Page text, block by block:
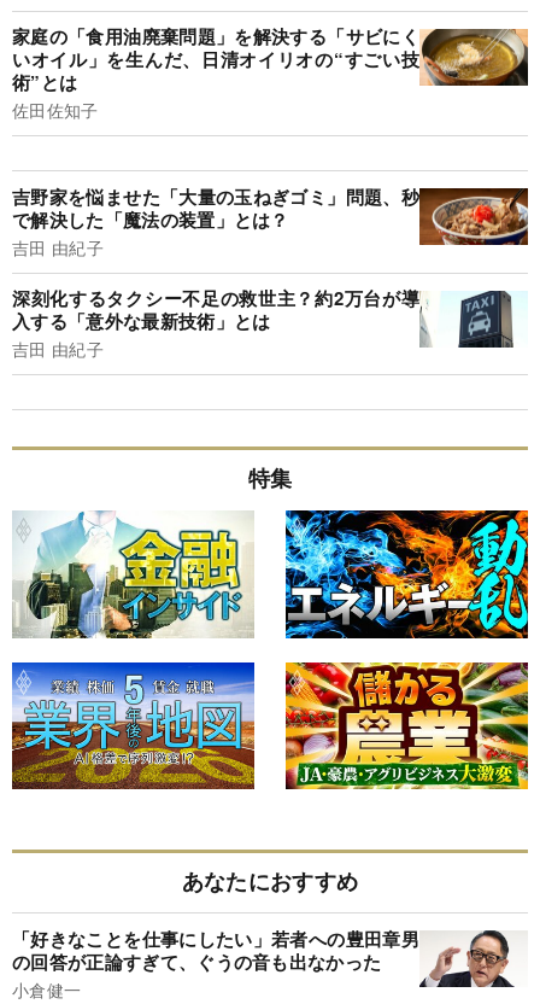
家庭の「食用油廃棄問題」を解決する「サビにく
いオイル」を生んだ、日清オイリオの“すごい技
術”とは
佐田佐知子
吉野家を悩ませた「大量の玉ねぎゴミ」問題、秒
で解決した「魔法の装置」とは？
吉田 由紀子
深刻化するタクシー不足の救世主？約2万台が導
入する「意外な最新技術」とは
吉田 由紀子
特集
あなたにおすすめ
「好きなことを仕事にしたい」若者への豊田章男
の回答が正論すぎて、ぐうの音も出なかった
小倉健一